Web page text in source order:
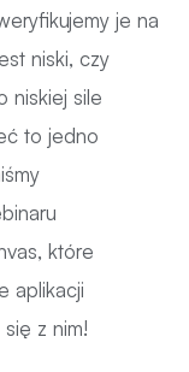
je na
niski, czy
niskiej sile
to jedno
które
aplikacji
z nim!